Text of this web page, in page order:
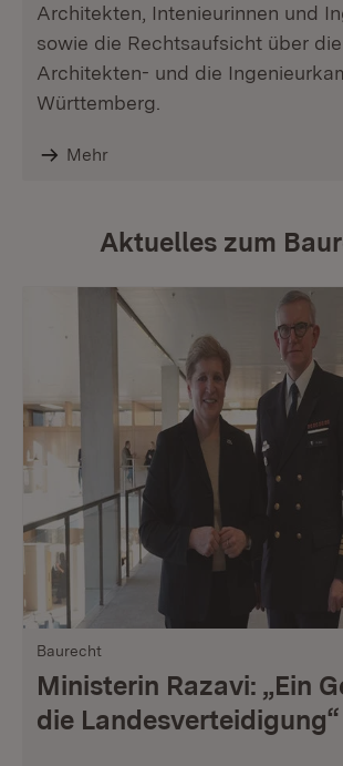
Architekten, Intenieurinnen und
sowie die Rechtsaufsicht über die
Architekten- und die
Württemberg.
Mehr
Aktuelles zum
Baurecht
Ministerin Razavi: „Ein
die Landesverteidigung“